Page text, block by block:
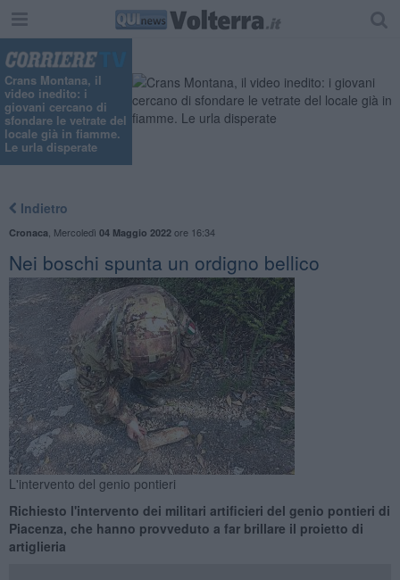
Crans Montana, il
video inedito: i
giovani cercano di
sfondare le vetrate del
locale già in fiamme.
Le urla disperate
Indietro
Cronaca Mercoledì 04 Maggio 2022ore 16:34
Nei boschi spunta un ordigno bellico
L'intervento del genio pontieri
Richiesto l'intervento dei militari artificieri del genio pontieri di
Piacenza, che hanno provveduto a far brillare il proietto di
artiglieria